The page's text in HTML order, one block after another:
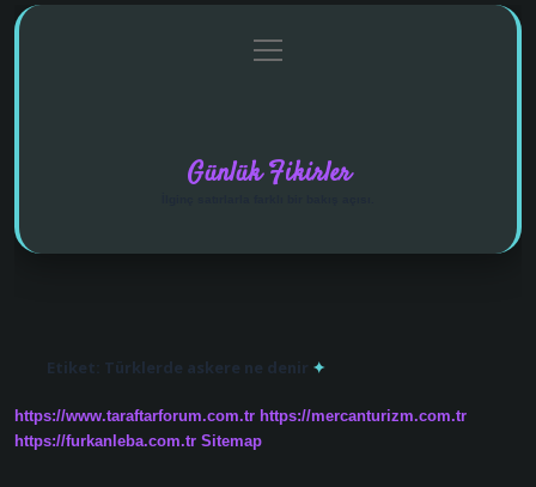
Gizlilik Politikası
menüyü
aç
Günlük Fikirler
Etiket: Türklerde askere ne denir
https://www.taraftarforum.com.tr https://mercanturizm.com.tr
https://furkanleba.com.tr Sitemap